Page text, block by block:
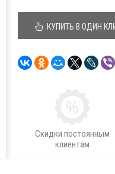
КУПИТЬ В ОДИН
Скидки постоянным
клиентам